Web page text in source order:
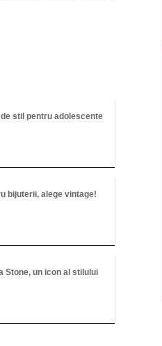
stil pentru adolescente
bijuterii, alege vintage!
Stone, un icon al stilului